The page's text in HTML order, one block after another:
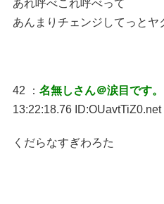
あれ呼べこれ呼べって
あんまりチェンジしてっとヤ
42 ： 名無しさん＠涙目です。
13:22:18.76 ID:OUavtTiZ0.net
くだらなすぎわろた